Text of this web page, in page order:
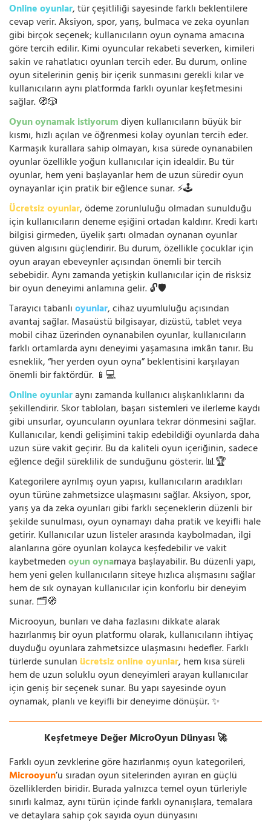
Online oyunlar, tür çeşitliliği sayesinde farklı beklentilere
cevap verir. Aksiyon, spor, yarış, bulmaca ve zeka oyunları
gibi birçok seçenek; kullanıcıların oyun oynama amacına
göre tercih edilir. Kimi oyuncular rekabeti severken, kimileri
sakin ve rahatlatıcı oyunları tercih eder. Bu durum, online
oyun sitelerinin geniş bir içerik sunmasını gerekli kılar ve
kullanıcıların aynı platformda farklı oyunlar keşfetmesini
sağlar. 🧭🎲
Oyun oynamak istiyorumdiyen kullanıcıların büyük bir
kısmı, hızlı açılan ve öğrenmesi kolay oyunları tercih eder.
Karmaşık kurallara sahip olmayan, kısa sürede oynanabilen
oyunlar özellikle yoğun kullanıcılar için idealdir. Bu tür
oyunlar, hem yeni başlayanlar hem de uzun süredir oyun
oynayanlar için pratik bir eğlence sunar. ⚡🕹️
Ücretsiz oyunlar, ödeme zorunluluğu olmadan sunulduğu
için kullanıcıların deneme eşiğini ortadan kaldırır. Kredi kartı
bilgisi girmeden, üyelik şartı olmadan oynanan oyunlar
güven algısını güçlendirir. Bu durum, özellikle çocuklar için
oyun arayan ebeveynler açısından önemli bir tercih
sebebidir. Aynı zamanda yetişkin kullanıcılar için de risksiz
bir oyun deneyimi anlamına gelir. 🔓🛡️
Tarayıcı tabanlıoyunlar, cihaz uyumluluğu açısından
avantaj sağlar. Masaüstü bilgisayar, dizüstü, tablet veya
mobil cihaz üzerinden oynanabilen oyunlar, kullanıcıların
farklı ortamlarda aynı deneyimi yaşamasına imkân tanır. Bu
esneklik, “her yerden oyun oyna” beklentisini karşılayan
önemli bir faktördür. 📱💻
Online oyunlaraynı zamanda kullanıcı alışkanlıklarını da
şekillendirir. Skor tabloları, başarı sistemleri ve ilerleme kaydı
gibi unsurlar, oyuncuların oyunlara tekrar dönmesini sağlar.
Kullanıcılar, kendi gelişimini takip edebildiği oyunlarda daha
uzun süre vakit geçirir. Bu da kaliteli oyun içeriğinin, sadece
eğlence değil süreklilik de sunduğunu gösterir. 📊🏆
Kategorilere ayrılmış oyun yapısı, kullanıcıların aradıkları
oyun türüne zahmetsizce ulaşmasını sağlar. Aksiyon, spor,
yarış ya da zeka oyunları gibi farklı seçeneklerin düzenli bir
şekilde sunulması, oyun oynamayı daha pratik ve keyifli hale
getirir. Kullanıcılar uzun listeler arasında kaybolmadan, ilgi
alanlarına göre oyunları kolayca keşfedebilir ve vakit
kaybetmedenoyun oynamaya başlayabilir. Bu düzenli yapı,
hem yeni gelen kullanıcıların siteye hızlıca alışmasını sağlar
hem de sık oynayan kullanıcılar için konforlu bir deneyim
sunar. 🗂️🧭
Microoyun, bunları ve daha fazlasını dikkate alarak
hazırlanmış bir oyun platformu olarak, kullanıcıların ihtiyaç
duyduğu oyunlara zahmetsizce ulaşmasını hedefler. Farklı
türlerde sunulan ücretsiz online oyunlar, hem kısa süreli
hem de uzun soluklu oyun deneyimleri arayan kullanıcılar
için geniş bir seçenek sunar. Bu yapı sayesinde oyun
oynamak, planlı ve keyifli bir deneyime dönüşür. ✨
Keşfetmeye Değer MicroOyun Dünyası 🚀
Farklı oyun zevklerine göre hazırlanmış oyun kategorileri,
Microoyun’u sıradan oyun sitelerinden ayıran en güçlü
özelliklerden biridir. Burada yalnızca temel oyun türleriyle
sınırlı kalmaz, aynı türün içinde farklı oynanışlara, temalara
ve detaylara sahip çok sayıda oyun dünyasını